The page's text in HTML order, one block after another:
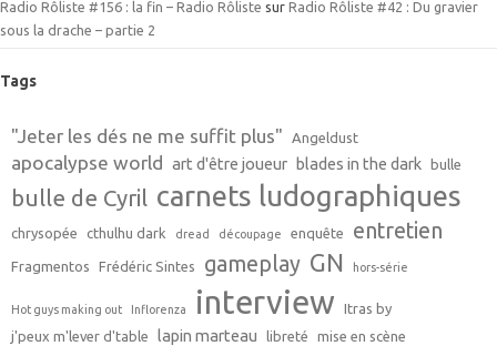
Radio Rôliste #156 : la fin – Radio Rôliste sur Radio Rôliste #42 : Du gravier
sous la drache – partie 2
Tags
"Jeter les dés ne me suffit plus" Angeldust
apocalypse world art d'être joueur blades in the dark bulle
bulle de Cyril carnets ludographiques
chrysopée cthulhu dark dread découpage enquête entretien
Fragmentos Frédéric Sintes gameplay GN hors-série
Hot guys making out Inflorenza interview
Itras by
j'peux m'lever d'table
lapin marteau libreté mise en scène